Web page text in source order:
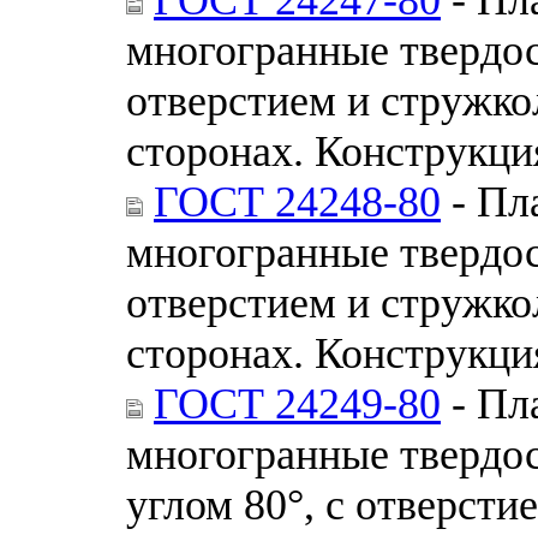
многогранные
отверстием и
сторонах.
ГОСТ 24248-80 -
многогранные
отверстием и
сторонах.
ГОСТ 24249-80 -
многогранные
углом 80°, с